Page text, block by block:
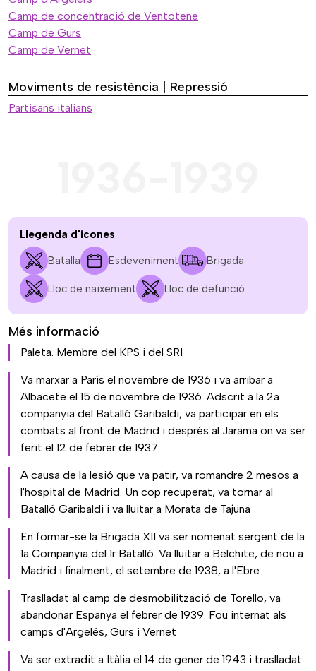
Camp de concentració de Ventotene
Camp de Gurs
Camp de Vernet
Moviments de resistència | Repressió
Partisans italians
Llegenda d'icones
Batalla Esdeveniment Brigada
Lloc de naixement Lloc de defunció
Més informació
Paleta. Membre del KPS i del SRI
Va marxar a París el novembre de 1936 i va arribar a
Albacete el 15 de novembre de 1936. Adscrit a la 2a
companyia del Batalló Garibaldi, va participar en els
combats al front de Madrid i després al Jarama on va ser
ferit el 12 de febrer de 1937
A causa de la lesió que va patir, va romandre 2 mesos a
l'hospital de Madrid. Un cop recuperat, va tornar al
Batalló Garibaldi i va lluitar a Morata de Tajuna
En formar-se la Brigada XII va ser nomenat sergent de la
1a Companyia del 1r Batalló. Va lluitar a Belchite, de nou a
Madrid i finalment, el setembre de 1938, a l'Ebre
Traslladat al camp de desmobilització de Torello, va
abandonar Espanya el febrer de 1939. Fou internat als
camps d'Argelés, Gurs i Vernet
Va ser extradit a Itàlia el 14 de gener de 1943 i traslladat